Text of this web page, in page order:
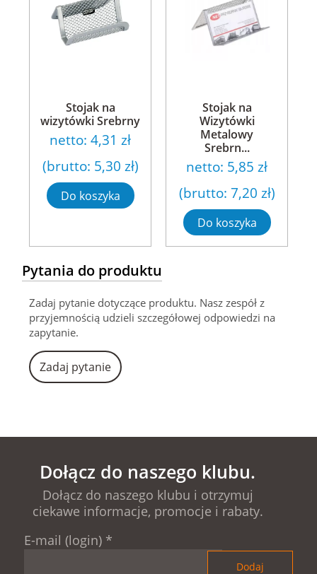
Stojak na
wizytówki Srebrny
netto: 4,31 zł
(brutto: 5,30 zł)
Do koszyka
Stojak na
Wizytówki
Metalowy
Srebrn...
netto: 5,85 zł
(brutto: 7,20 zł)
Do koszyka
Pytania do produktu
Zadaj pytanie dotyczące produktu. Nasz zespół z
przyjemnością udzieli szczegółowej odpowiedzi na
zapytanie.
Zadaj pytanie
Dołącz do naszego klubu.
Dołącz do naszego klubu i otrzymuj
ciekawe informacje, promocje i rabaty.
E-mail (login) *